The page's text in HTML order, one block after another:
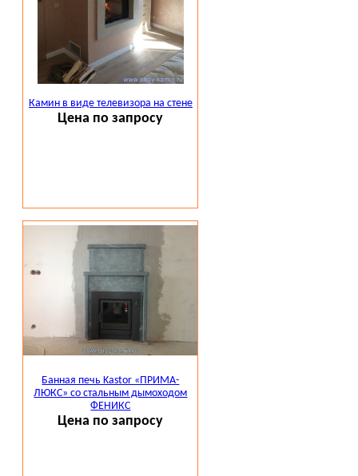
Камин в виде телевизора на стене
Цена по запросу
Банная печь Kastor «ПРИМА-
ЛЮКС» со стальным дымоходом
ФЕНИКС
Цена по запросу